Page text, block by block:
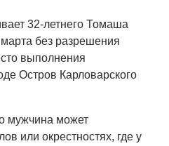
32-летнего Томаша
без разрешения
выполнения
Остров Карловарского
мужчина может
или окрестностях, где у